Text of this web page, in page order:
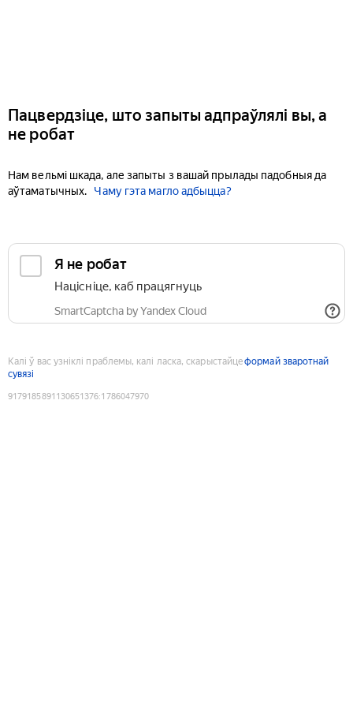
Пацвердзіце, што запыты адпраўлялі вы, а
не робат
Нам вельмі шкада, але запыты з вашай прылады падобныя да
аўтаматычных.
Чаму гэта магло адбыцца?
Я не робат
Націсніце, каб працягнуць
SmartCaptcha by Yandex Cloud
Калі ў вас узніклі праблемы, калі ласка, скарыстайцеформай зваротнай
сувязі
9179185891130651376:1786047970